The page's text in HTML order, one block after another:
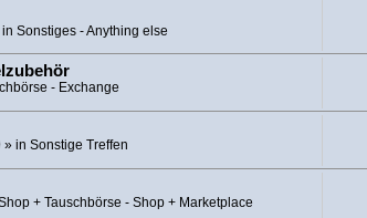
Sonstiges - Anything else
- Exchange
» in Sonstige Treffen
+ Tauschbörse - Shop + Marketplace